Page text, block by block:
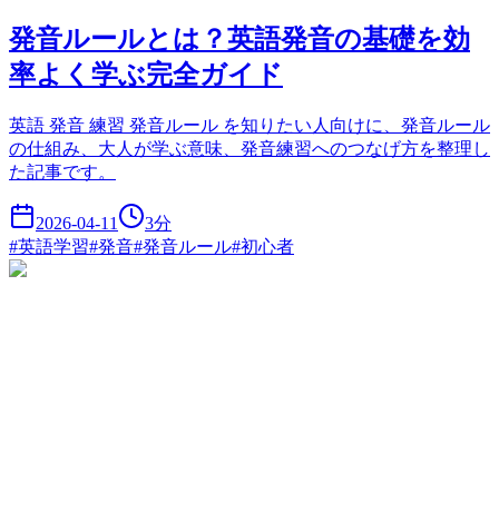
発音ルールとは？英語発音の基礎を効
率よく学ぶ完全ガイド
英語 発音 練習 発音ルール を知りたい人向けに、発音ルール
の仕組み、大人が学ぶ意味、発音練習へのつなげ方を整理し
た記事です。
2026-04-11 3分
#英語学習#発音#発音ルール#初心者